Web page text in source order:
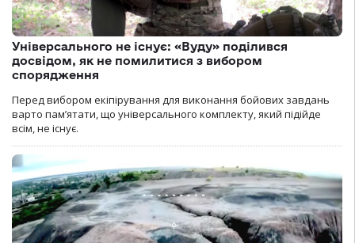
Універсального не існує: «Вуду» поділився
досвідом, як не помилитися з вибором
спорядження
Перед вибором екіпірування для виконання бойових завдань
варто пам’ятати, що універсального комплекту, який підійде
всім, не існує.